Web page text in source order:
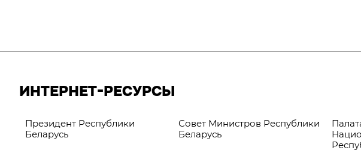
ИНТЕРНЕТ-РЕСУРСЫ
Президент Республики
Беларусь
Совет Министров Республики
Беларусь